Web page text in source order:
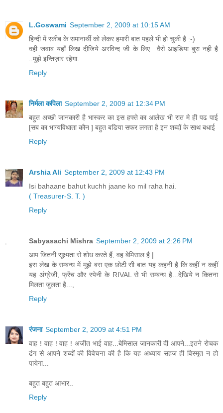
L.Goswami September 2, 2009 at 10:15 AM
हिन्दी में रकीब के समानार्थी को लेकर हमारी बात पहले भी हो चुकी है :-)
वही जवाब यहाँ लिख दीजिये अरविन्द जी के लिए ..वैसे आइडिया बुरा नही है
..मुझे इन्तिज़ार रहेगा.
Reply
निर्मला कपिला September 2, 2009 at 12:34 PM
बहुत अच्छी जानकारी है भास्कर का इस हफ्ते का आलेख भी रात मे ही पढ पाई
[सब का भाग्यविधाता कौन ] बहुत बडिया सफर लगता है इन शब्दों के साथ बधाई
Reply
Arshia Ali September 2, 2009 at 12:43 PM
Isi bahaane bahut kuchh jaane ko mil raha hai.
( Treasurer-S. T. )
Reply
Sabyasachi Mishra September 2, 2009 at 2:26 PM
आप जितनी सूक्ष्मता से शोध करते हैं, वह बेमिसाल है |
इस लेख के सम्बन्ध में मुझे बस एक छोटी सी बात यह कहनी है कि कहीं न कहीं
यह अंग्रेजी, फ्रेंच और स्पेनी के RIVAL से भी सम्बन्ध है...देखिये न कितना
मिलता जुलता है...,
Reply
रंजना September 2, 2009 at 4:51 PM
वाह ! वाह ! वाह ! अजीत भाई वाह...बेमिसाल जानकारी दी आपने...इतने रोचक
ढंग से आपने शब्दों की विवेचना की है कि यह अध्याय सहज ही विस्मृत न हो
पायेगा...
बहुत बहुत आभार..
Reply